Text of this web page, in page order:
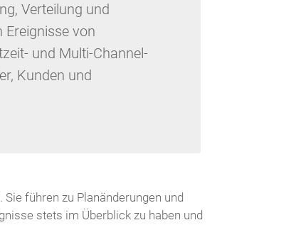
Verteilung und
von
und Multi-Channel-
Kunden und
führen zu Planänderungen und
stets im Überblick zu haben und